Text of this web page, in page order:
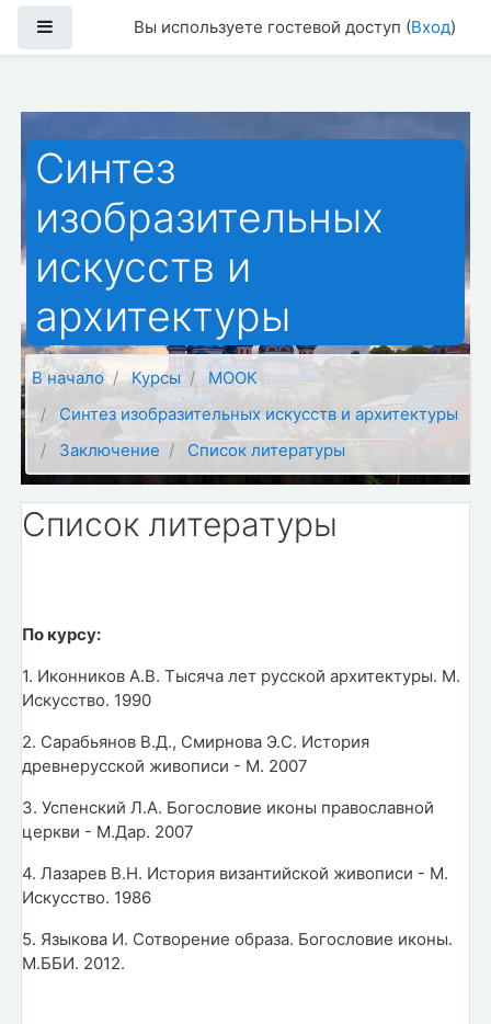
Боковая панельВы используете гостевой доступ (Вход)
Синтез
изобразительных
искусств и
архитектуры
В начало Курсы
МООК
Синтез изобразительных искусств и архитектуры
Заключение
Список литературы
Список литературы
По курсу:
1. Иконников А.В. Тысяча лет русской архитектуры. М.
Искусство. 1990
2. Сарабьянов В.Д., Смирнова Э.С. История
древнерусской живописи - М. 2007
3. Успенский Л.А. Богословие иконы православной
церкви - М.Дар. 2007
4. Лазарев В.Н. История византийской живописи - М.
Искусство. 1986
5. Языкова И. Сотворение образа. Богословие иконы.
М.ББИ. 2012.